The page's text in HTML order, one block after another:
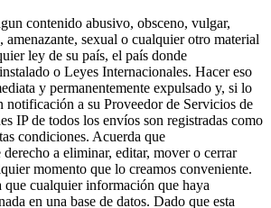
contenido abusivo, obsceno, vulgar,
sexual o cualquier otro material
ley de su país, el país donde
o Leyes Internacionales. Hacer eso
y permanentemente expulsado y, si lo
notificación a su Proveedor de Servicios de
IP de todos los envíos son registradas como
condiciones. Acuerda que
a eliminar, editar, mover o cerrar
momento que lo creamos conveniente.
que cualquier información que haya
en una base de datos. Dado que esta